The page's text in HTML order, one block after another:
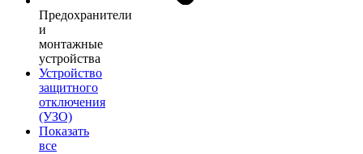
Предохранители
и
монтажные
устройства
Устройство
защитного
отключения
(УЗО)
Показать
все